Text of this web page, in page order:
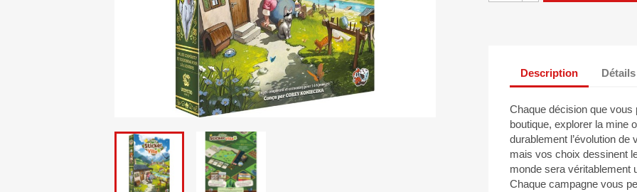
Description
Chaque décision que
boutique, explorer la mine
durablement l’évolution
mais vos choix dessinent
monde sera véritablement
Chaque campagne vous